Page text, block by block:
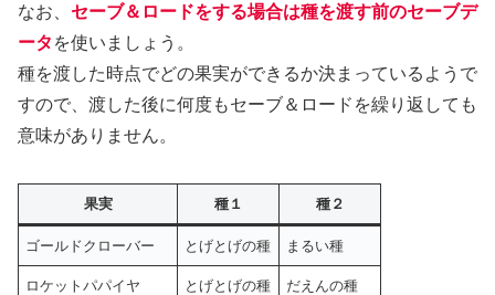
なお、 セーブ＆ロードをする場合は種を渡す前のセーブデ
ータ を使いましょう。
種を渡した時点でどの果実ができるか決まっているようで
すので、渡した後に何度もセーブ＆ロードを繰り返しても
意味がありません。
果実 種１ 種２
ゴールドクローバー とげとげの種 まるい種
ロケットパパイヤ とげとげの種 だえんの種